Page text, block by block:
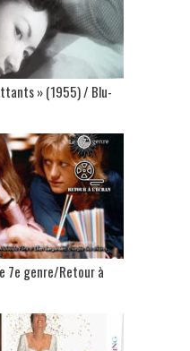
» (1955) / Blu-
7e genre/Retour à